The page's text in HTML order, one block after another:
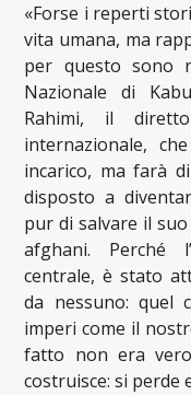
«Forse i reperti
vita umana, ma
per questo sono
Nazionale di
Rahimi, il
internazionale,
incarico, ma farà
disposto a
pur di salvare il
afghani. Perché
centrale, è stato
da nessuno: quel
imperi come il
fatto non era
costruisce: si perde